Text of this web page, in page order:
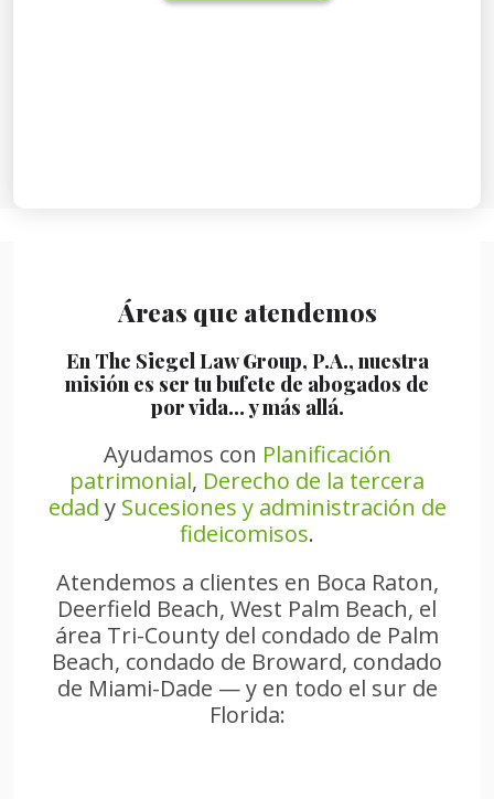
Áreas que atendemos
En The Siegel Law Group, P.A., nuestra
misión es ser tu bufete de abogados de
por vida… y más allá.
Ayudamos con Planificación
patrimonial, Derecho de la tercera
edad y Sucesiones y administración de
fideicomisos.
Atendemos a clientes en Boca Raton,
Deerfield Beach, West Palm Beach, el
área Tri-County del condado de Palm
Beach, condado de Broward, condado
de Miami-Dade — y en todo el sur de
Florida: